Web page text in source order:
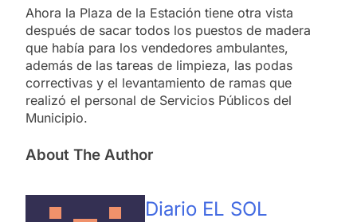
Ahora la Plaza de la Estación tiene otra vista
después de sacar todos los puestos de madera
que había para los vendedores ambulantes,
además de las tareas de limpieza, las podas
correctivas y el levantamiento de ramas que
realizó el personal de Servicios Públicos del
Municipio.
About The Author
Diario EL SOL